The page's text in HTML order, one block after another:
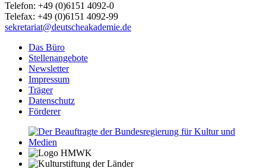
Telefon: +49 (0)6151 4092-0
Telefax: +49 (0)6151 4092-99
sekretariat@deutscheakademie.de
Das Büro
Stellenangebote
Newsletter
Impressum
Träger
Datenschutz
Förderer